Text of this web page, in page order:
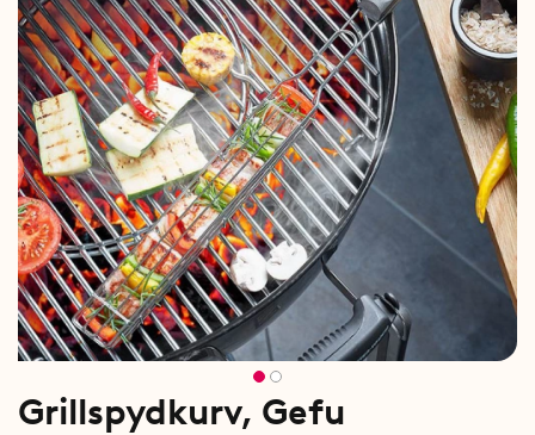
Grillspydkurv, Gefu